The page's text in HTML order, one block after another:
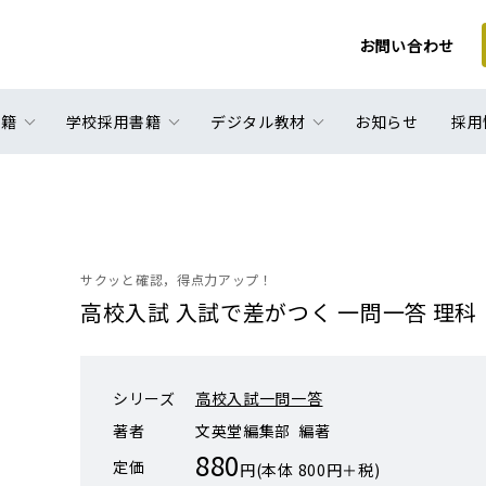
お問い合わせ
学校採用書籍 デジタル教材 お知らせ 採
サクッと確認，得点力アップ！
高校入試 入試で差がつく 一問一答 理科
シリーズ
高校入試一問一答
著者
文英堂編集部 編著
定価
880円(本体 800円＋税)